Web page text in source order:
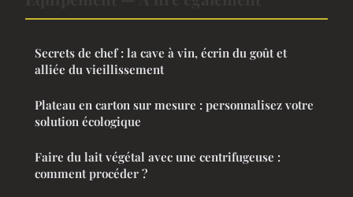
Secrets de chef : la cave à vin, écrin du goût et
alliée du vieillissement
Plateau en carton sur mesure : personnalisez votre
solution écologique
Faire du lait végétal avec une centrifugeuse :
comment procéder ?